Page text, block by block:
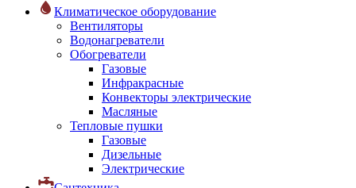
Климатическое оборудование
Вентиляторы
Водонагреватели
Обогреватели
Газовые
Инфракрасные
Конвекторы электрические
Масляные
Тепловые пушки
Газовые
Дизельные
Электрические